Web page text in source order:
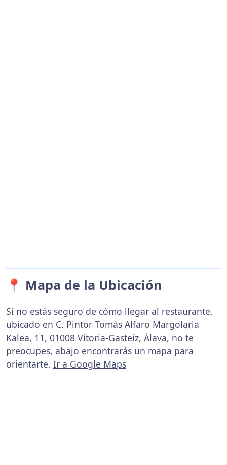
📍 Mapa de la Ubicación
Si no estás seguro de cómo llegar al restaurante,
ubicado en C. Pintor Tomás Alfaro Margolaria
Kalea, 11, 01008 Vitoria-Gasteiz, Álava, no te
preocupes, abajo encontrarás un mapa para
orientarte. Ir a Google Maps